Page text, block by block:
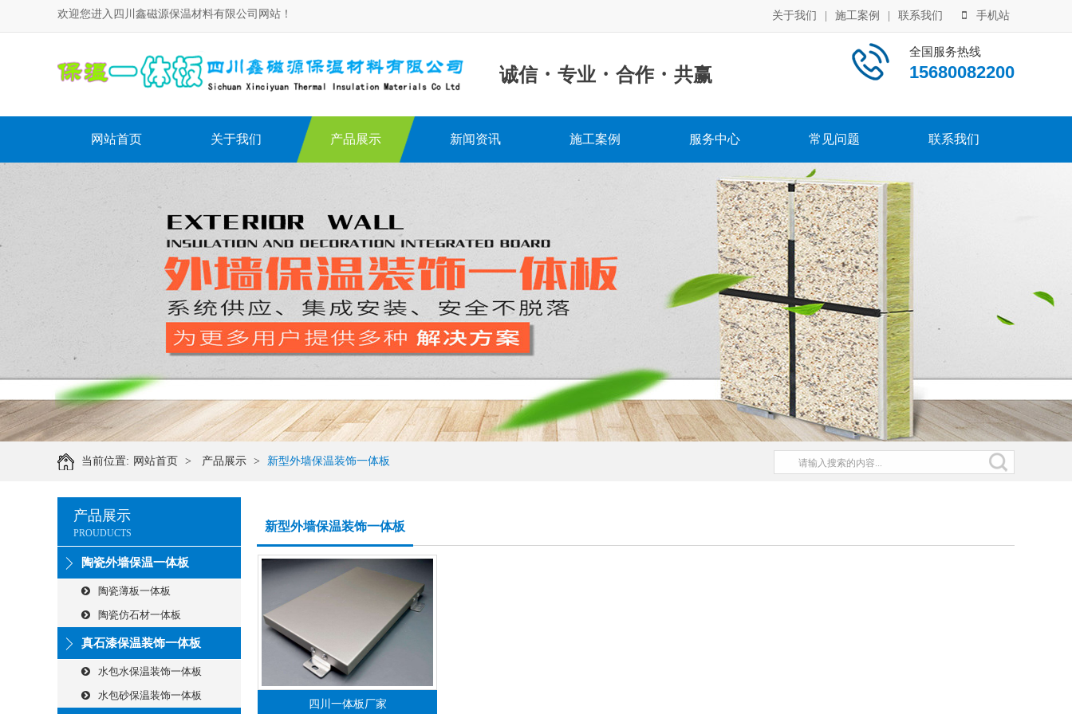
欢迎您进入四川鑫磁源保温材料有限公司网站！ 关于我们 施工案例 联系我们 手机站
诚信 · 专业 · 合作 · 共赢
全国服务热线
15680082200
网站首页 关于我们 产品展示 新闻资讯 施工案例 服务中心 常见问题 联系我们
当前位置: 网站首页 > 产品展示 > 新型外墙保温装饰一体板
产品展示
PROUDUCTS
陶瓷外墙保温一体板
陶瓷薄板一体板
陶瓷仿石材一体板
真石漆保温装饰一体板
水包水保温装饰一体板
水包砂保温装饰一体板
新型外墙保温装饰一体板
四川一体板厂家